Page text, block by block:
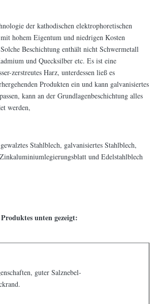
der kathodischen elektrophoretischen
hohem Eigentum und niedrigen Kosten
Beschichtung enthält nicht Schwermetall
und Quecksilber etc. Es ist eine
zerstreutes Harz, unterdessen ließ es
Produkten ein und kann galvanisiertes
kann an der Grundlagenbeschichtung alles
werden,
Stahlblech, galvanisiertes Stahlblech,
und Edelstahlblech
unten gezeigt:
guter Salznebel-